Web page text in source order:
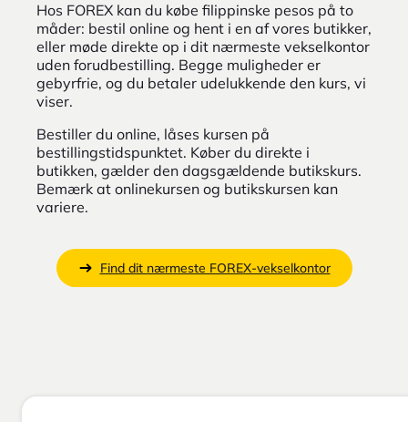
Hos FOREX kan du købe filippinske pesos på to
måder: bestil online og hent i en af vores butikker,
eller møde direkte op i dit nærmeste vekselkontor
uden forudbestilling. Begge muligheder er
gebyrfrie, og du betaler udelukkende den kurs, vi
viser.
Bestiller du online, låses kursen på
bestillingstidspunktet. Køber du direkte i
butikken, gælder den dagsgældende butikskurs.
Bemærk at onlinekursen og butikskursen kan
variere.
Find dit nærmeste FOREX-vekselkontor